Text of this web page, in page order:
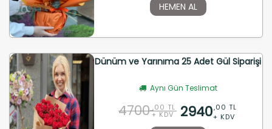
HEMEN AL
Dünüm ve Yarınıma 25 Adet Gül Siparişi
Aynı Gün Teslimat
4700 ,00 TL
+ KDV 2940,00 TL
+ KDV